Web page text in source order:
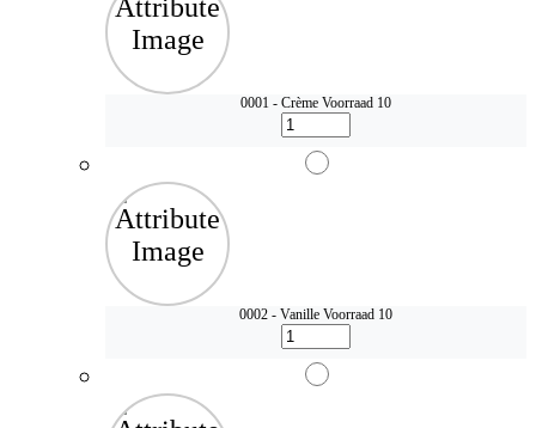
0001 - Crème Voorraad 10
0002 - Vanille Voorraad 10